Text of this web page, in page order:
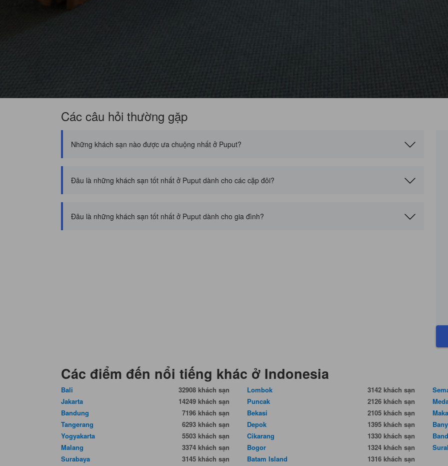
Các câu hỏi thường gặp
Những khách sạn nào được ưa chuộng nhất ở Puput?
Đâu là những khách sạn tốt nhất ở Puput dành cho các cặp đôi?
Đâu là những khách sạn tốt nhất ở Puput dành cho gia đình?
Các điểm đến nổi tiếng khác ở Indonesia
Bali
32908 khách sạn
Jakarta
14249 khách sạn
Bandung
7196 khách sạn
Tangerang
6293 khách sạn
Yogyakarta
5503 khách sạn
Malang
3374 khách sạn
Surabaya
3145 khách sạn
Lombok
3142 khách sạn
Puncak
2126 khách sạn
Bekasi
2105 khách sạn
Depok
1395 khách sạn
Cikarang
1330 khách sạn
Bogor
1324 khách sạn
Batam Island
1316 khách sạn